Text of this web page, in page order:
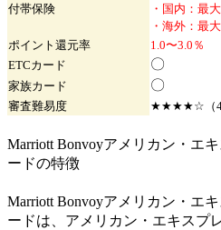
付帯保険
・国内：最
・海外：最
ポイント 還元率
1.0〜3.0％
ETCカード 〇
家族カード 〇
審査難易度 ★★★★☆（
Marriott Bonvoyアメリカン・エ
ードの特徴
Marriott Bonvoyアメリカン・エ
ードは、アメリカン・エキスプ